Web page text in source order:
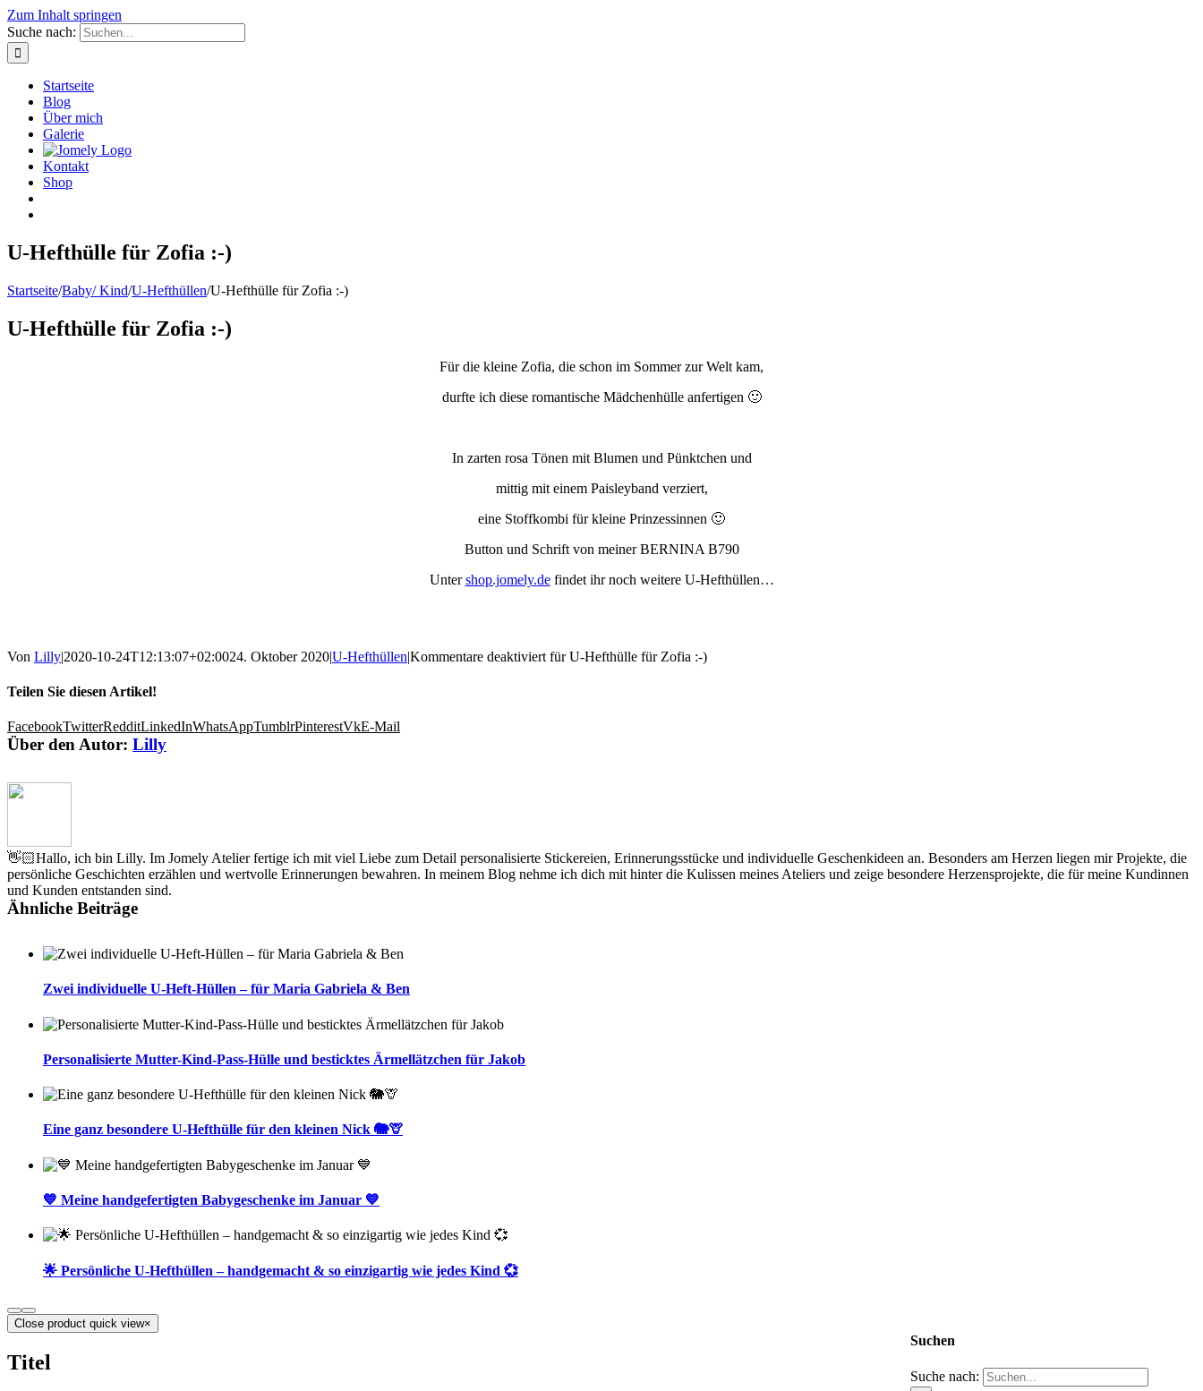
Zum Inhalt springen
Suche nach:
Startseite
Blog
Über mich
Galerie
Kontakt
Shop
U-Hefthülle für Zofia :-)
Startseite/Baby/ Kind/U-Hefthüllen/U-Hefthülle für Zofia :-)
U-Hefthülle für Zofia :-)
Für die kleine Zofia, die schon im Sommer zur Welt kam,
durfte ich diese romantische Mädchenhülle anfertigen 🙂
In zarten rosa Tönen mit Blumen und Pünktchen und
mittig mit einem Paisleyband verziert,
eine Stoffkombi für kleine Prinzessinnen 🙂
Button und Schrift von meiner BERNINA B790
Untershop.jomely.defindet ihr noch weitere U-Hefthüllen…
Von Lilly|2020-10-24T12:13:07+02:0024. Oktober 2020|U-Hefthüllen|Kommentare deaktiviert für U-Hefthülle für Zofia :-)
Teilen Sie diesen Artikel!
FacebookTwitterRedditLinkedInWhatsAppTumblrPinterestVkE-Mail
Über den Autor: Lilly
👋🏻Hallo, ich bin Lilly. Im Jomely Atelier fertige ich mit viel Liebe zum Detail personalisierte Stickereien, Erinnerungsstücke und individuelle Geschenkideen an. Besonders am Herzen liegen mir Projekte, die
persönliche Geschichten erzählen und wertvolle Erinnerungen bewahren. In meinem Blog nehme ich dich mit hinter die Kulissen meines Ateliers und zeige besondere Herzensprojekte, die für meine Kundinnen
und Kunden entstanden sind.
Ähnliche Beiträge
Zwei individuelle U-Heft-Hüllen – für Maria Gabriela & Ben
Personalisierte Mutter-Kind-Pass-Hülle und besticktes Ärmellätzchen für Jakob
Eine ganz besondere U-Hefthülle für den kleinen Nick 🐘🦒
💙 Meine handgefertigten Babygeschenke im Januar 💙
🌟 Persönliche U-Hefthüllen – handgemacht & so einzigartig wie jedes Kind 💞
Suchen
Suche nach:
Close product quick view×
Titel